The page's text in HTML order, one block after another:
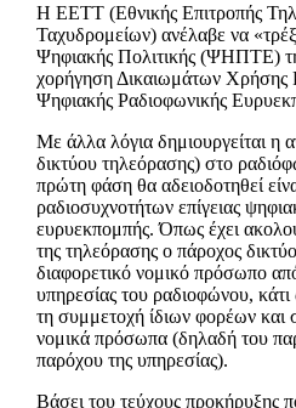
Η ΕΕΤΤ (Εθνικής Επιτροπής
Ταχυδρομείων) ανέλαβε να
Ψηφιακής Πολιτικής (ΨΗΠΤΕ)
χορήγηση Δικαιωμάτων Χρήσης
Ψηφιακής Ραδιοφωνικής
Με άλλα λόγια δημιουργείται η
δικτύου τηλεόρασης) στο
πρώτη φάση θα αδειοδοτηθεί
ραδιοσυχνοτήτων επίγειας
ευρυεκπομπής. Όπως έχει
της τηλεόρασης ο πάροχος
διαφορετικό νομικό πρόσωπο
υπηρεσίας του ραδιοφώνου,
τη συμμετοχή ίδιων φορέων και
νομικά πρόσωπα (δηλαδή του
παρόχου της υπηρεσίας).
Βάσει του τεύχους προκήρυξης